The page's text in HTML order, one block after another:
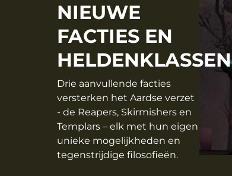
NIEUWE
FACTIES EN
HELDENKLASSEN
Drie aanvullende facties
versterken het Aardse verzet
- de Reapers, Skirmishers en
Templars – elk met hun eigen
unieke mogelijkheden en
tegenstrijdige filosofieën.